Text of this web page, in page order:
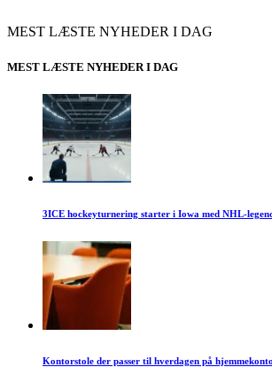
MEST LÆSTE NYHEDER I DAG
MEST LÆSTE NYHEDER I DAG
3ICE hockeyturnering starter i Iowa med NHL-
Kontorstole der passer til hverdagen på